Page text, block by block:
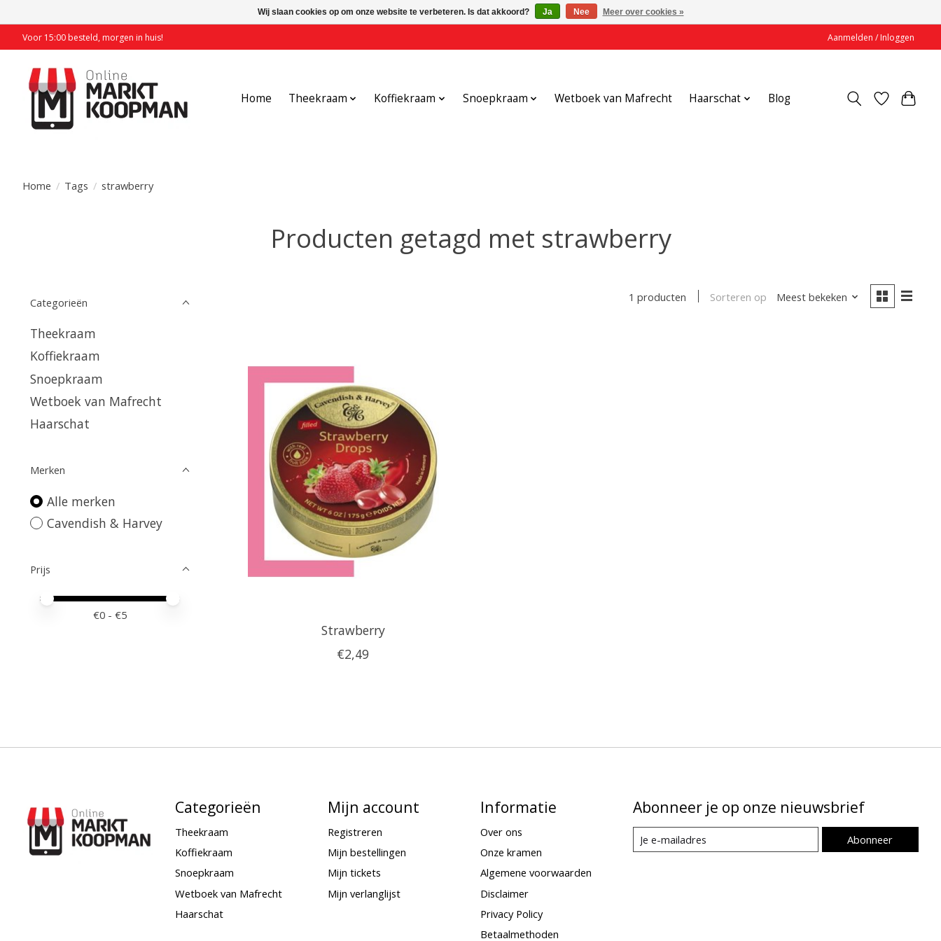
Voor 15:00 besteld, morgen in huis! Aanmelden / Inloggen
Home Theekraam Koffiekraam Snoepkraam Wetboek van Mafrecht Haarschat Blog
Home / Tags / strawberry
Producten getagd met strawberry
Categorieën
Theekraam
Koffiekraam
Snoepkraam
Wetboek van Mafrecht
Haarschat
Merken
Alle merken
Cavendish & Harvey
Prijs
Minimale prijswaarde
Price maximum value
€0 - €5
1 producten Sorteren op Meest bekeken
Strawberry
€2,49
Categorieën
Theekraam
Koffiekraam
Snoepkraam
Wetboek van Mafrecht
Haarschat
Mijn account
Registreren
Mijn bestellingen
Mijn tickets
Mijn verlanglijst
Informatie
Over ons
Onze kramen
Algemene voorwaarden
Disclaimer
Privacy Policy
Betaalmethoden
Abonneer je op onze nieuwsbrief
Abonneer
Wij slaan cookies op om onze website te verbeteren. Is dat akkoord? Ja Nee Meer over cookies »